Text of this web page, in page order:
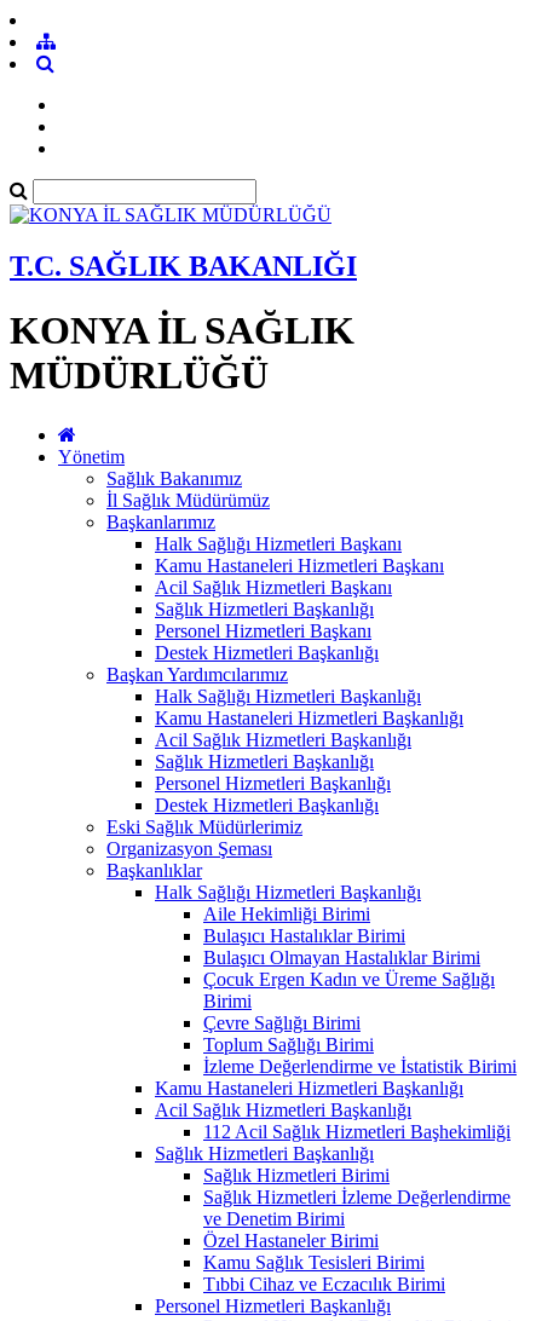
T.C. SAĞLIK BAKANLIĞI
KONYA İL SAĞLIK
MÜDÜRLÜĞÜ
Yönetim
Sağlık Bakanımız
İl Sağlık Müdürümüz
Başkanlarımız
Halk Sağlığı Hizmetleri Başkanı
Kamu Hastaneleri Hizmetleri Başkanı
Acil Sağlık Hizmetleri Başkanı
Sağlık Hizmetleri Başkanlığı
Personel Hizmetleri Başkanı
Destek Hizmetleri Başkanlığı
Başkan Yardımcılarımız
Halk Sağlığı Hizmetleri Başkanlığı
Kamu Hastaneleri Hizmetleri Başkanlığı
Acil Sağlık Hizmetleri Başkanlığı
Sağlık Hizmetleri Başkanlığı
Personel Hizmetleri Başkanlığı
Destek Hizmetleri Başkanlığı
Eski Sağlık Müdürlerimiz
Organizasyon Şeması
Başkanlıklar
Halk Sağlığı Hizmetleri Başkanlığı
Aile Hekimliği Birimi
Bulaşıcı Hastalıklar Birimi
Bulaşıcı Olmayan Hastalıklar Birimi
Çocuk Ergen Kadın ve Üreme Sağlığı
Birimi
Çevre Sağlığı Birimi
Toplum Sağlığı Birimi
İzleme Değerlendirme ve İstatistik Birimi
Kamu Hastaneleri Hizmetleri Başkanlığı
Acil Sağlık Hizmetleri Başkanlığı
112 Acil Sağlık Hizmetleri Başhekimliği
Sağlık Hizmetleri Başkanlığı
Sağlık Hizmetleri Birimi
Sağlık Hizmetleri İzleme Değerlendirme
ve Denetim Birimi
Özel Hastaneler Birimi
Kamu Sağlık Tesisleri Birimi
Tıbbi Cihaz ve Eczacılık Birimi
Personel Hizmetleri Başkanlığı